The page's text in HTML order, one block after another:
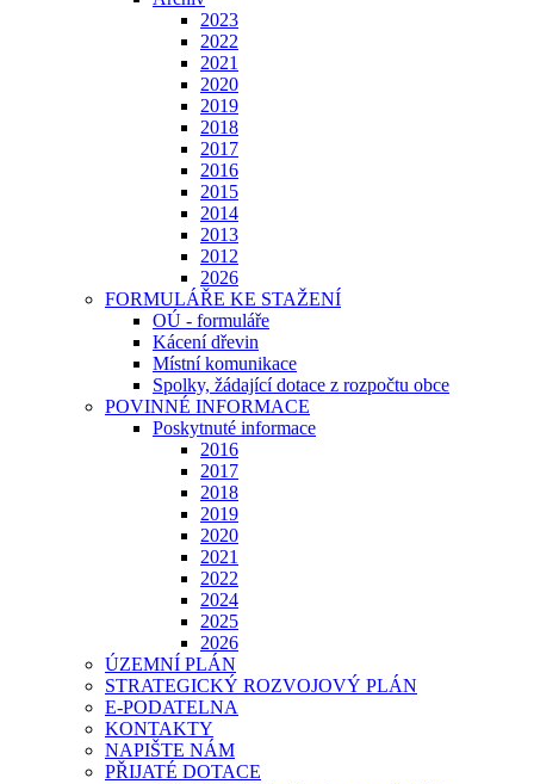
2023
2022
2021
2020
2019
2018
2017
2016
2015
2014
2013
2012
2026
FORMULÁŘE KE STAŽENÍ
OÚ - formuláře
Kácení dřevin
Místní komunikace
Spolky, žádající dotace z rozpočtu obce
POVINNÉ INFORMACE
Poskytnuté informace
2016
2017
2018
2019
2020
2021
2022
2024
2025
2026
ÚZEMNÍ PLÁN
STRATEGICKÝ ROZVOJOVÝ PLÁN
E-PODATELNA
KONTAKTY
NAPIŠTE NÁM
PŘIJATÉ DOTACE